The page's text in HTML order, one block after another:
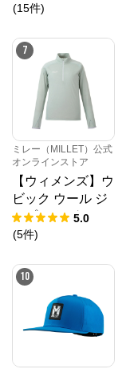
(15件)
7
ミレー（MILLET）公式
オンラインストア
【ウィメンズ】ウ
ビック ウール ジ
ップ ロングスリ
ーブ
5.0
(5件)
10